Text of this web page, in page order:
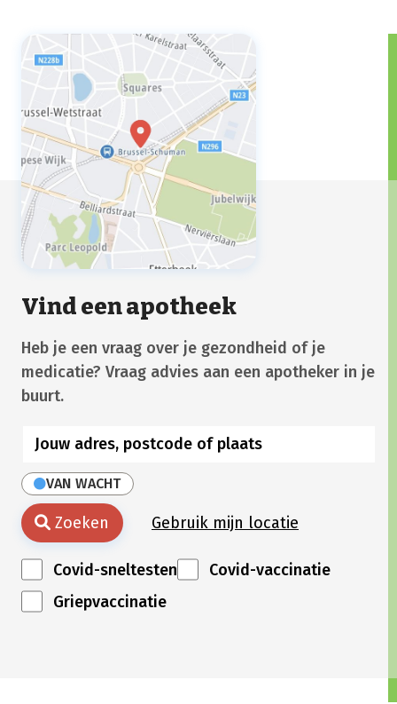
Vind een apotheek
Heb je een vraag over je gezondheid of je
medicatie? Vraag advies aan een apotheker in je
buurt.
VAN WACHT
Zoeken Gebruik mijn locatie
Covid-sneltesten
Covid-vaccinatie
Griepvaccinatie